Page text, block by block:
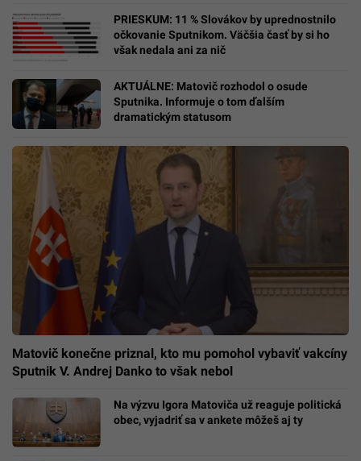
PRIESKUM: 11 % Slovákov by uprednostnilo
očkovanie Sputnikom. Väčšia časť by si ho
však nedala ani za nič
AKTUÁLNE: Matovič rozhodol o osude
Sputnika. Informuje o tom ďalším
dramatickým statusom
Matovič konečne priznal, kto mu pomohol vybaviť vakcíny
Sputnik V. Andrej Danko to však nebol
Na výzvu Igora Matoviča už reaguje politická
obec, vyjadriť sa v ankete môžeš aj ty